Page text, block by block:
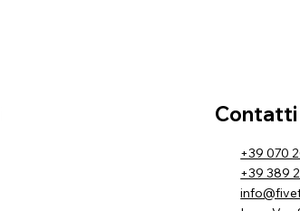
Contatti
+39 070
+39 389